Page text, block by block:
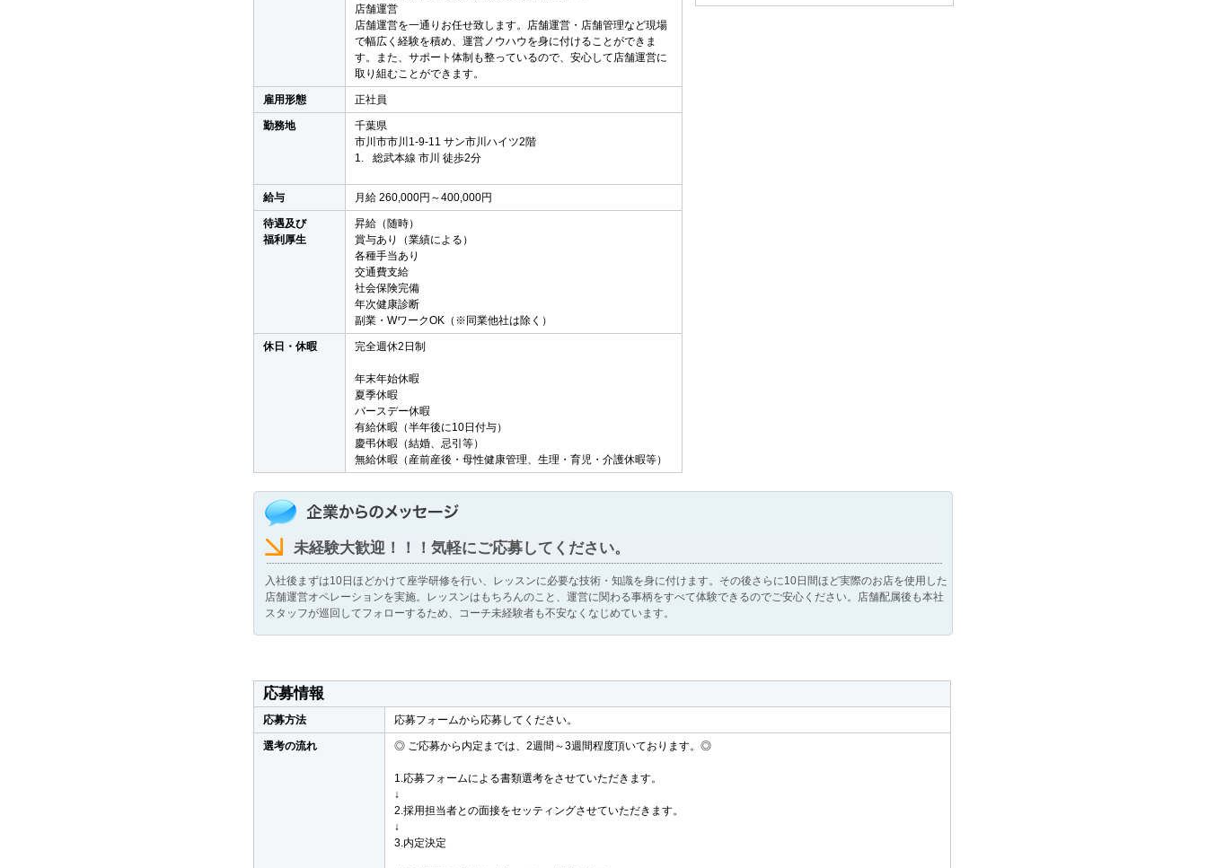
店舗運営
店舗運営を一通りお任せ致します。店舗運営・店舗管理など現場
で幅広く経験を積め、運営ノウハウを身に付けることができま
す。また、サポート体制も整っているので、安心して店舗運営に
取り組むことができます。
雇用形態 正社員
勤務地
千葉県
市川市市川1-9-11 サン市川ハイツ2階
1.
総武本線 市川 徒歩2分
給与 月給 260,000円～400,000円
待遇及び
福利厚生
昇給（随時）
賞与あり（業績による）
各種手当あり
交通費支給
社会保険完備
年次健康診断
副業・WワークOK（※同業他社は除く）
休日・休暇 完全週休2日制
年末年始休暇
夏季休暇
バースデー休暇
有給休暇（半年後に10日付与）
慶弔休暇（結婚、忌引等）
無給休暇（産前産後・母性健康管理、生理・育児・介護休暇等）
未経験大歓迎！！！気軽にご応募してください。
入社後まずは10日ほどかけて座学研修を行い、レッスンに必要な技術・知識を身に付けます。その後さらに10日間ほど実際のお店を使用した
店舗運営オペレーションを実施。レッスンはもちろんのこと、運営に関わる事柄をすべて体験できるのでご安心ください。店舗配属後も本社
スタッフが巡回してフォローするため、コーチ未経験者も不安なくなじめています。
応募情報
応募方法 応募フォームから応募してください。
選考の流れ ◎ ご応募から内定までは、2週間～3週間程度頂いております。◎
1.応募フォームによる書類選考をさせていただきます。
↓
2.採用担当者との面接をセッティングさせていただきます。
↓
3.内定決定